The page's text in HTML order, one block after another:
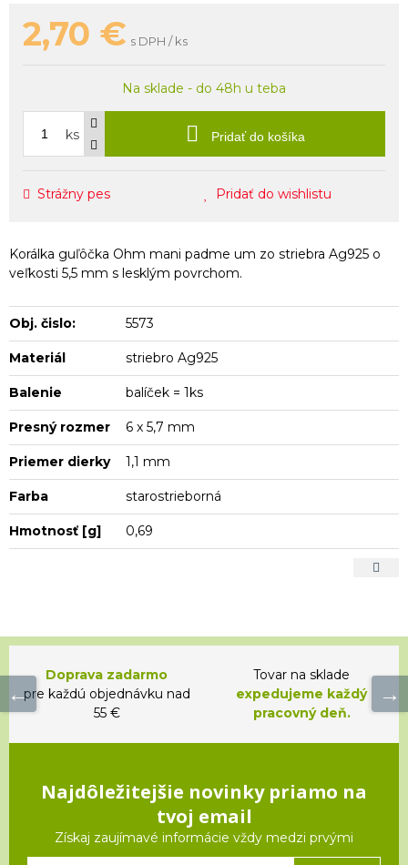
2,70 € s DPH / ks
Na sklade - do 48h u teba
ks Pridať do košíka
Strážny pes Pridať do wishlistu
Korálka guľôčka Ohm mani padme um zo striebra Ag925 o
veľkosti 5,5 mm s lesklým povrchom.
Obj. čislo: 5573
Materiál striebro Ag925
Balenie balíček = 1ks
Presný rozmer 6 x 5,7 mm
Priemer dierky 1,1 mm
Farba starostrieborná
Hmotnosť [g] 0,69
Doprava zadarmo
pre každú objednávku nad
55 €
Tovar na sklade
expedujeme každý
pracovný deň.
Najdôležitejšie novinky priamo na
tvoj email
Získaj zaujímavé informácie vždy medzi prvými